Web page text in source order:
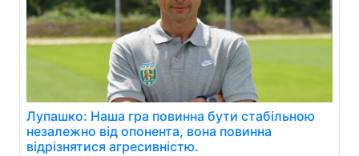
Лупашко: Наша гра повинна бути стабільною
незалежно від опонента, вона повинна
відрізнятися агресивністю.